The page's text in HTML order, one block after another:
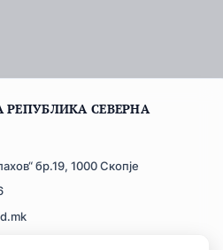
РЕПУБЛИКА СЕВЕРНА
бр.19, 1000 Скопје